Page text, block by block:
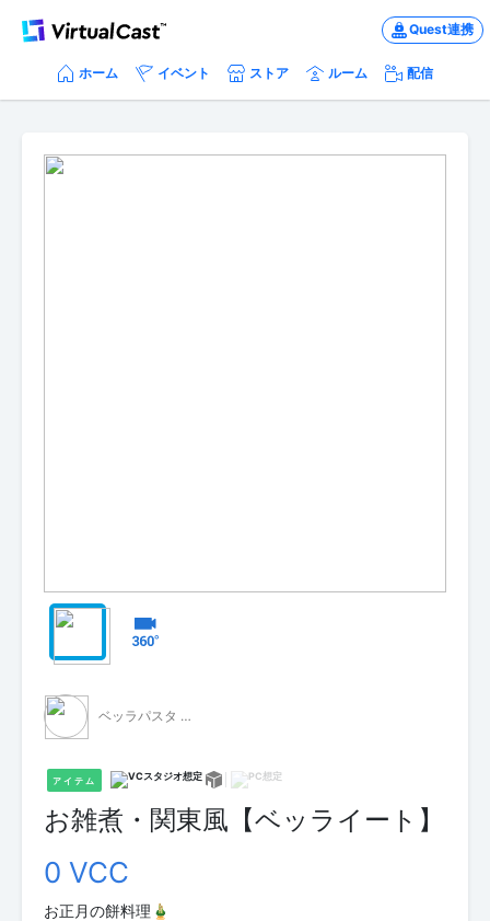
Quest連携
ホーム イベント ストア ルーム 配信
ベッラパスタ - 無料配布 -
アイテム
お雑煮・関東風【ベッライート】
0 VCC
お正月の餅料理🎍